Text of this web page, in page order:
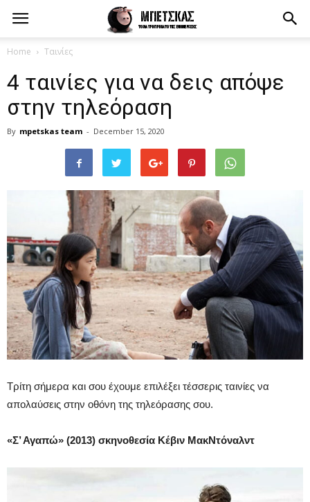
Home Ταινίες
4 ταινίες για να δεις απόψε
στην τηλεόραση
By mpetskas team - December 15, 2020
Τρίτη σήμερα και σου έχουμε επιλέξει τέσσερις ταινίες να
απολαύσεις στην οθόνη της τηλεόρασης σου.
«Σ’ Αγαπώ» (2013) σκηνοθεσία Κέβιν ΜακΝτόναλντ